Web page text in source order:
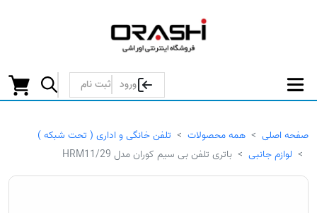
ورود ثبت نام
صفحه اصلی همه محصولات
تلفن خانگی و اداری ( تحت شبکه )
لوازم جانبی
باتری تلفن بی سیم کوران مدل HRM11/29